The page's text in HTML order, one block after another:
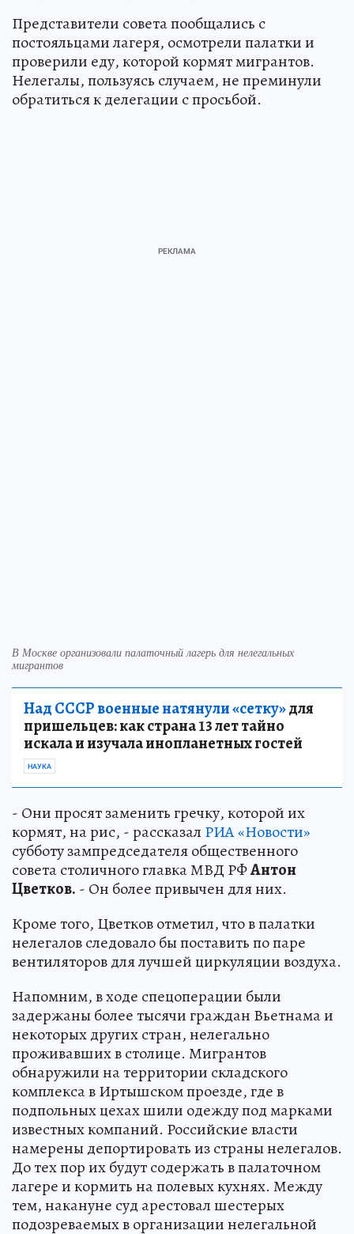
Представители совета пообщались с
постояльцами лагеря, осмотрели палатки и
проверили еду, которой кормят мигрантов.
Нелегалы, пользуясь случаем, не преминули
обратиться к делегации с просьбой.
В Москве организовали палаточный лагерь для нелегальных
мигрантов
Над СССР военные натянули «сетку»для
пришельцев: как страна 13 лет тайно
искала и изучала инопланетных гостей
НАУКА
- Они просят заменить гречку, которой их
кормят, на рис, - рассказал РИА «Новости»
субботу зампредседателя общественного
совета столичного главка МВД РФАнтон
Цветков. - Он более привычен для них.
Кроме того, Цветков отметил, что в палатки
нелегалов следовало бы поставить по паре
вентиляторов для лучшей циркуляции воздуха.
Напомним, в ходе спецоперации были
задержаны более тысячи граждан Вьетнама и
некоторых других стран, нелегально
проживавших в столице. Мигрантов
обнаружили на территории складского
комплекса в Иртышском проезде, где в
подпольных цехах шили одежду под марками
известных компаний. Российские власти
намерены депортировать из страны нелегалов.
До тех пор их будут содержать в палаточном
лагере и кормить на полевых кухнях. Между
тем, накануне суд арестовал шестерых
подозреваемых в организации нелегальной